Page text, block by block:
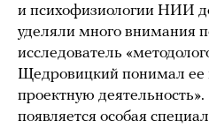
и психофизиологии НИИ
уделяли много внимания
исследователь
Щедровицкий понимал ее
проектную
появляется особая